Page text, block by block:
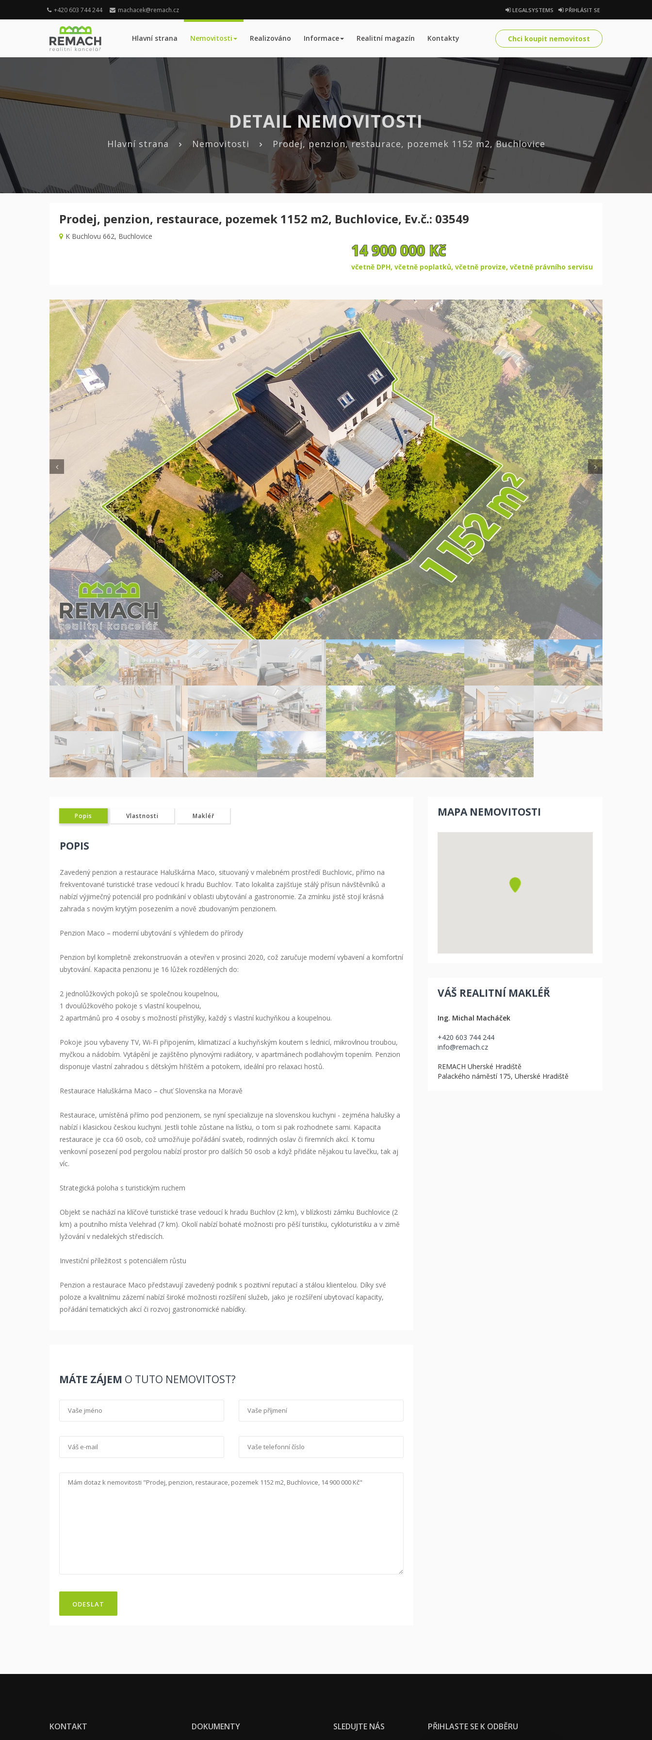
+420 603 744 244 machacek@remach.cz LEGALSYSTEMS PŘIHLÁSIT SE
Hlavní strana Nemovitosti Realizováno Informace Realitní magazín Kontakty Chci koupit nemovitost
DETAIL NEMOVITOSTI
Hlavní strana Nemovitosti Prodej, penzion, restaurace, pozemek 1152 m2, Buchlovice
Prodej, penzion, restaurace, pozemek 1152 m2, Buchlovice, Ev.č.: 03549
K Buchlovu 662, Buchlovice
14 900 000 Kč
včetně DPH, včetně poplatků, včetně provize, včetně právního servisu
Předchozí Další
Popis Vlastnosti Makléř
POPIS
Zavedený penzion a restaurace Haluškárna Maco, situovaný v malebném prostředí Buchlovic, přímo na
frekventované turistické trase vedoucí k hradu Buchlov. Tato lokalita zajišťuje stálý přísun návštěvníků a
nabízí výjimečný potenciál pro podnikání v oblasti ubytování a gastronomie. Za zmínku jistě stojí krásná
zahrada s novým krytým posezením a nově zbudovaným penzionem.
Penzion Maco – moderní ubytování s výhledem do přírody
Penzion byl kompletně zrekonstruován a otevřen v prosinci 2020, což zaručuje moderní vybavení a komfortní
ubytování. Kapacita penzionu je 16 lůžek rozdělených do:
2 jednolůžkových pokojů se společnou koupelnou,
1 dvoulůžkového pokoje s vlastní koupelnou,
2 apartmánů pro 4 osoby s možností přistýlky, každý s vlastní kuchyňkou a koupelnou.
Pokoje jsou vybaveny TV, Wi-Fi připojením, klimatizací a kuchyňským koutem s lednicí, mikrovlnou troubou,
myčkou a nádobím. Vytápění je zajištěno plynovými radiátory, v apartmánech podlahovým topením. Penzion
disponuje vlastní zahradou s dětským hřištěm a potokem, ideální pro relaxaci hostů.
️Restaurace Haluškárna Maco – chuť Slovenska na Moravě
Restaurace, umístěná přímo pod penzionem, se nyní specializuje na slovenskou kuchyni - zejména halušky a
nabízí i klasickou českou kuchyni. Jestli tohle zůstane na lístku, o tom si pak rozhodnete sami. Kapacita
restaurace je cca 60 osob, což umožňuje pořádání svateb, rodinných oslav či firemních akcí. K tomu
venkovní posezení pod pergolou nabízí prostor pro dalších 50 osob a když přidáte nějakou tu lavečku, tak aj
víc.
Strategická poloha s turistickým ruchem
Objekt se nachází na klíčové turistické trase vedoucí k hradu Buchlov (2 km), v blízkosti zámku Buchlovice (2
km) a poutního místa Velehrad (7 km). Okolí nabízí bohaté možnosti pro pěší turistiku, cykloturistiku a v zimě
lyžování v nedalekých střediscích.
Investiční příležitost s potenciálem růstu
Penzion a restaurace Maco představují zavedený podnik s pozitivní reputací a stálou klientelou. Díky své
poloze a kvalitnímu zázemí nabízí široké možnosti rozšíření služeb, jako je rozšíření ubytovací kapacity,
pořádání tematických akcí či rozvoj gastronomické nabídky.
MÁTE ZÁJEM O TUTO NEMOVITOST?
ODESLAT
MAPA NEMOVITOSTI
VÁŠ REALITNÍ MAKLÉŘ
Ing. Michal Macháček
+420 603 744 244
info@remach.cz
REMACH Uherské Hradiště
Palackého náměstí 175, Uherské Hradiště
KONTAKT DOKUMENTY SLEDUJTE NÁS PŘIHLASTE SE K ODBĚRU